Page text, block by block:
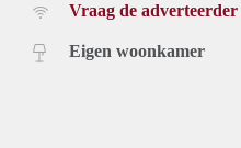
Vraag de adverteerder
Eigen woonkamer